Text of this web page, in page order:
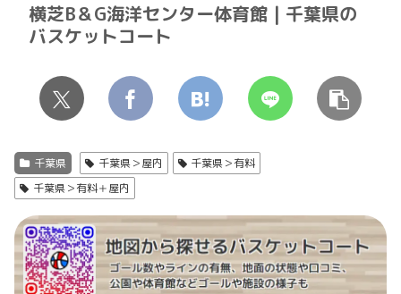
横芝B＆G海洋センター体育館 | 千葉県の
バスケットコート
千葉県 千葉県＞屋内
千葉県＞有料
千葉県＞有料＋屋内